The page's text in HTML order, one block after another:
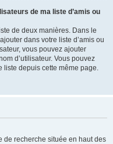
de ma liste d’amis ou
de deux manières. Dans le
dans votre liste d’amis ou
vous pouvez ajouter
d’utilisateur. Vous pouvez
liste depuis cette même page.
de recherche située en haut des